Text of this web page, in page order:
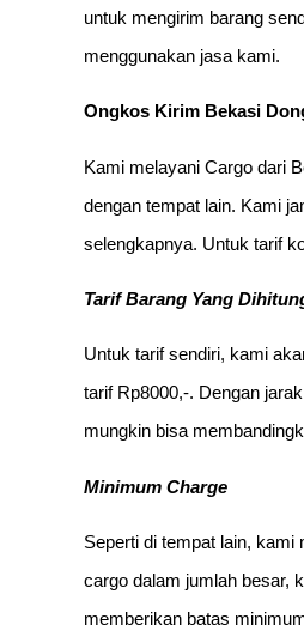
untuk mengirim barang
menggunakan jasa kami.
Ongkos Kirim Bekasi
Kami melayani Cargo dari
dengan tempat lain. Kami
selengkapnya. Untuk tarif
Tarif Barang Yang
Untuk tarif sendiri, kami
tarif Rp8000,-. Dengan
mungkin bisa
Minimum Charge
Seperti di tempat lain,
cargo dalam jumlah besar,
memberikan batas